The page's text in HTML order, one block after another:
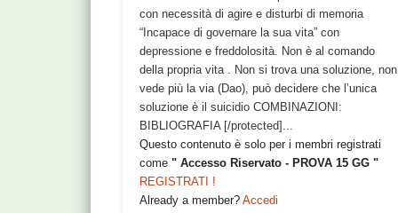
con necessità di agire e disturbi di memoria
“Incapace di governare la sua vita” con
depressione e freddolosità. Non è al comando
della propria vita . Non si trova una soluzione, non
vede più la via (Dao), può decidere che l’unica
soluzione è il suicidio COMBINAZIONI:
BIBLIOGRAFIA [/protected]...
Questo contenuto è solo per i membri registrati
come" Accesso Riservato - PROVA 15 GG "
REGISTRATI !
Already a member?Accedi